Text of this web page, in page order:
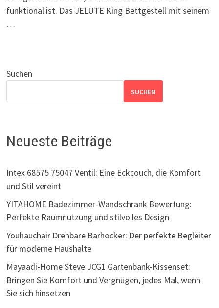
funktional ist. Das JELUTE King Bettgestell mit seinem
…
Suchen
SUCHEN
Neueste Beiträge
Intex 68575 75047 Ventil: Eine Eckcouch, die Komfort
und Stil vereint
YITAHOME Badezimmer-Wandschrank Bewertung:
Perfekte Raumnutzung und stilvolles Design
Youhauchair Drehbare Barhocker: Der perfekte Begleiter
für moderne Haushalte
Mayaadi-Home Steve JCG1 Gartenbank-Kissenset:
Bringen Sie Komfort und Vergnügen, jedes Mal, wenn
Sie sich hinsetzen